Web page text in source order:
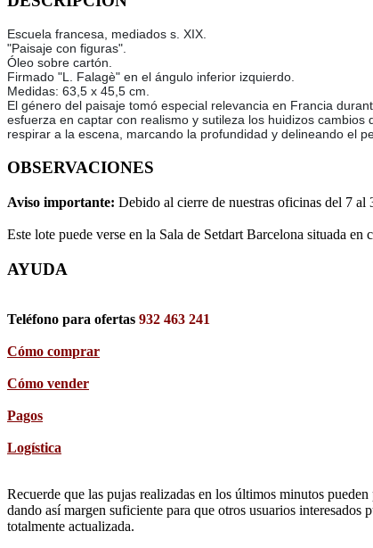
Escuela francesa, mediados s. XIX.
"Paisaje con figuras".
Óleo sobre cartón.
Firmado "L. Falagè" en el ángulo inferior izquierdo.
Medidas: 63,5 x 45,5 cm.
El género del paisaje tomó especial relevancia en Francia
esfuerza en captar con realismo y sutileza los huidizos
respirar a la escena, marcando la profundidad y delineando el
OBSERVACIONES
Aviso importante: Debido al cierre de nuestras oficinas del 7 al
Este lote puede verse en la Sala de Setdart Barcelona situada en
AYUDA
Teléfono para ofertas 932 463 241
Cómo comprar
Cómo vender
Pagos
Logística
Recuerde que las pujas realizadas en los últimos minutos
dando así margen suficiente para que otros usuarios
totalmente actualizada.